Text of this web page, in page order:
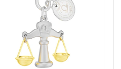
567₺ ve Üzeri